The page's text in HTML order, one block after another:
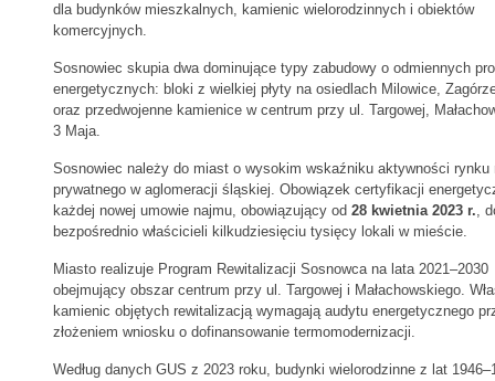
dla budynków mieszkalnych, kamienic wielorodzinnych i obiektów
komercyjnych.
Sosnowiec skupia dwa dominujące typy zabudowy o odmiennych
energetycznych: bloki z wielkiej płyty na osiedlach Milowice,
oraz przedwojenne kamienice w centrum przy ul. Targowej,
3 Maja.
Sosnowiec należy do miast o wysokim wskaźniku aktywności rynku
prywatnego w aglomeracji śląskiej. Obowiązek certyfikacji
każdej nowej umowie najmu, obowiązujący od 28 kwietnia 2023 r.,
bezpośrednio właścicieli kilkudziesięciu tysięcy lokali w mieście.
Miasto realizuje Program Rewitalizacji Sosnowca na lata 2021–2030
obejmujący obszar centrum przy ul. Targowej i Małachowskiego.
kamienic objętych rewitalizacją wymagają audytu energetycznego
złożeniem wniosku o dofinansowanie termomodernizacji.
Według danych GUS z 2023 roku, budynki wielorodzinne z lat